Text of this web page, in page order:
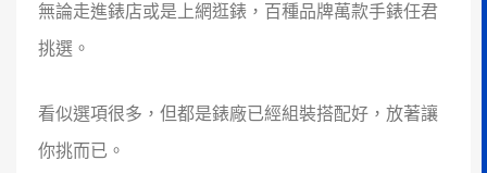
無論走進錶店或是上網逛錶，百種品牌萬款手錶任君
挑選。
看似選項很多，但都是錶廠已經組裝搭配好，放著讓
你挑而已。